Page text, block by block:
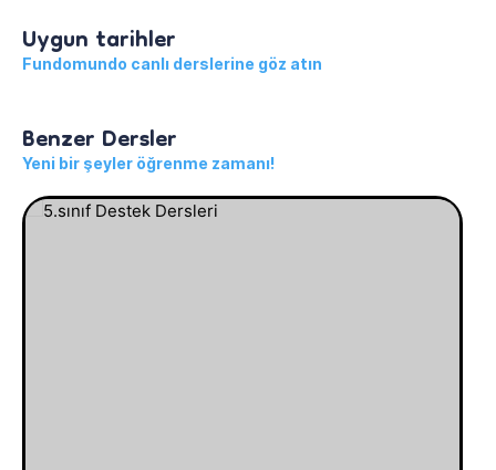
Uygun tarihler
Fundomundo canlı derslerine göz atın
Benzer Dersler
Yeni bir şeyler öğrenme zamanı!